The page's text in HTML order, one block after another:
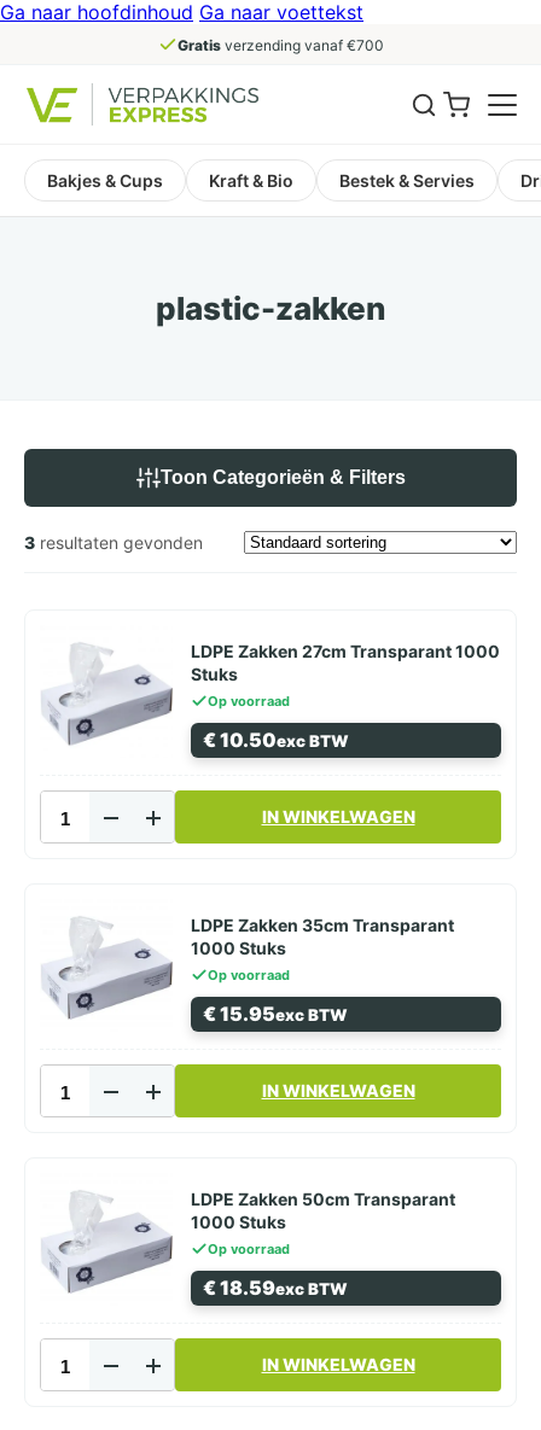
Ga naar hoofdinhoud Ga naar voettekst
Gratisverzending vanaf €700
Bakjes & Cups Kraft & Bio Bestek & Servies
plastic-zakken
Toon Categorieën & Filters
3 resultaten gevonden
LDPE Zakken 27cm Transparant 1000
Stuks
Op voorraad
€10.50exc BTW
Zakken
27cm
Stuks
aantal
IN WINKELWAGEN
LDPE Zakken 35cm Transparant
1000 Stuks
Op voorraad
€15.95exc BTW
Zakken
35cm
Stuks
aantal
IN WINKELWAGEN
LDPE Zakken 50cm Transparant
1000 Stuks
Op voorraad
€18.59exc BTW
Zakken
50cm
IN WINKELWAGEN